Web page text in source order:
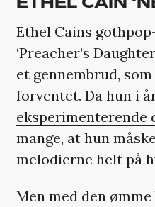
Ethel Cains
‘Preacher’s
et gennembrud,
forventet. Da hun i
eksperimenterende
mange, at hun
melodierne helt på
Men med den ømme